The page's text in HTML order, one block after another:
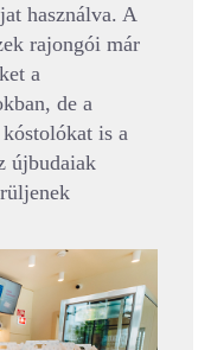
használva. A
rajongói már
a
de a
is a
újbudaiak